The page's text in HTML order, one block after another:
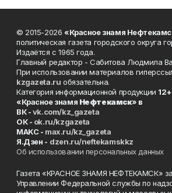
© 2015-2026 «Красное знамя
политическая газета городского округа
Издаётся с 1965 года.
Главный редактор - Сабитова Людмила
При использовании материалов
kzgazeta.ru обязательна.
Категория информационной продукции 12+
«Красное знамя Нефтекамск» в
ВК -vk.com/kz_gazeta
ОК - ok.ru/kzgazeta
MAKC - max.ru/kz_gazeta
Я.Дзен - dzen.ru/neftekamskkz
Об использовании персональных данных
Газета «КРАСНОЕ ЗНАМЯ НЕФТЕКАМСК»
Управлении Федеральной службы по